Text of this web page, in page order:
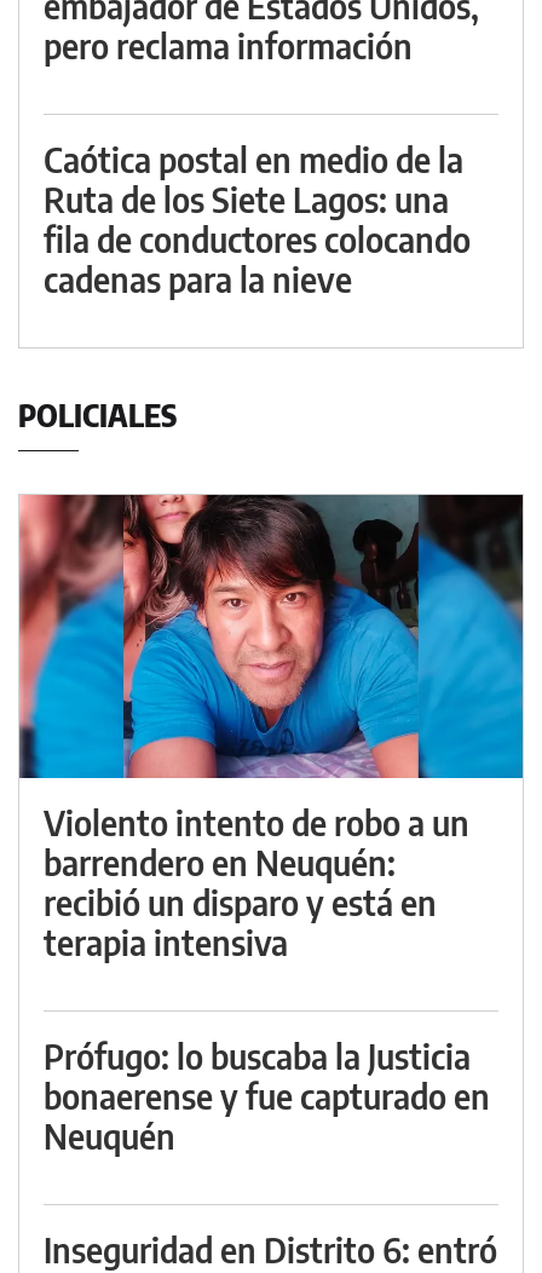
pero reclama información
Caótica postal en medio de la
Ruta de los Siete Lagos: una
fila de conductores colocando
cadenas para la nieve
POLICIALES
Violento intento de robo a un
barrendero en Neuquén:
recibió un disparo y está en
terapia intensiva
Prófugo: lo buscaba la Justicia
bonaerense y fue capturado en
Neuquén
Inseguridad en Distrito 6: entró